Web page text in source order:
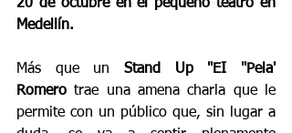
20 de octubre en el pequeño teatro en
Medellín.
Más que un
Stand Up "EI "Pela'
Romero trae una amena charla que le
permite con un público que, sin lugar a